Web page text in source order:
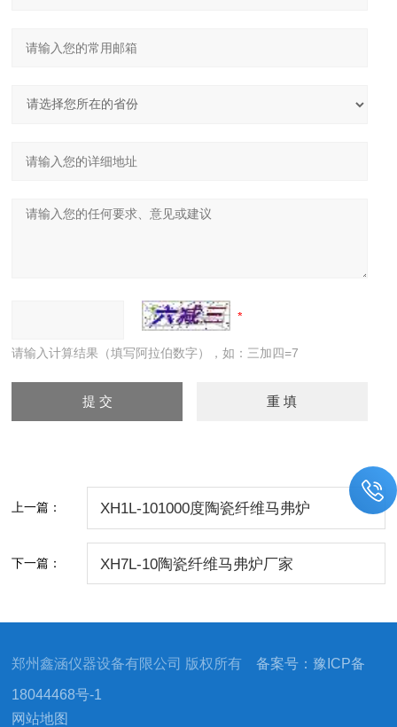
请输入计算结果（填写阿拉伯数字），如：三加四=7
上一篇： XH1L-101000度陶瓷纤维马弗炉
下一篇： XH7L-10陶瓷纤维马弗炉厂家
郑州鑫涵仪器设备有限公司 版权所有备案号：豫ICP备
18044468号-1
网站地图